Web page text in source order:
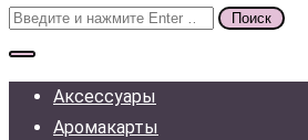
Поиск
для:
Аксессуары
Аромакарты